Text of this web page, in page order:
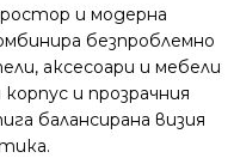
и модерна
безпроблемно
аксесоари и мебели
и прозрачния
балансирана визия